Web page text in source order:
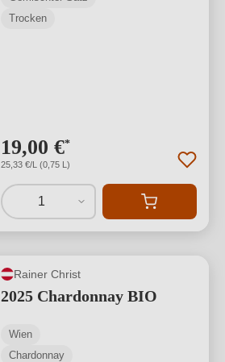
Trocken
19,00 €*
25,33 €/L (0,75 L)
1
Rainer Christ
2025 Chardonnay BIO
Wien
Chardonnay